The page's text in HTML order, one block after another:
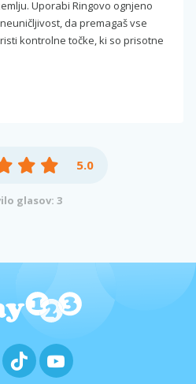
Uporabi Ringovo ognjeno
da premagaš vse
kontrolne točke, ki so prisotne
5.0
glasov: 3